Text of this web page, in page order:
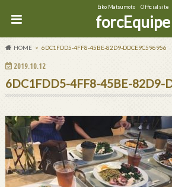
Eiko Matsumoto Official site
forcEquipe
HOME 6DC1FDD5-4FF8-45BE-82D9-DDCE9C596956
2019.10.12
6DC1FDD5-4FF8-45BE-82D9-